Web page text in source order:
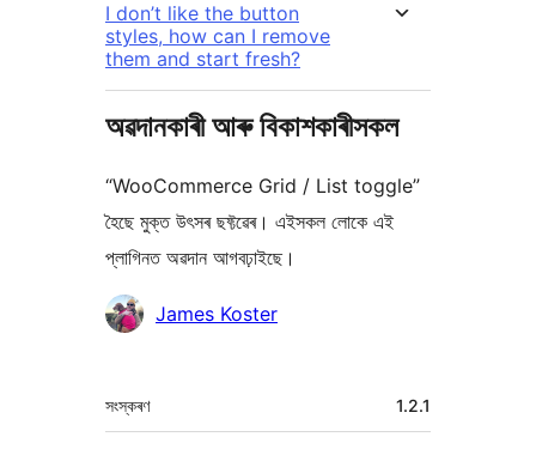
I don’t like the button
styles, how can I remove
them and start fresh?
অৱদানকাৰী আৰু বিকাশকাৰীসকল
“WooCommerce Grid / List toggle”
হৈছে মুক্ত উৎসৰ ছফ্টৱেৰ। এইসকল লোকে এই
প্লাগিনত অৱদান আগবঢ়াইছে।
অৱদানকাৰীসকলJames Koster
মেটা 1.2.1
সংস্কৰণ